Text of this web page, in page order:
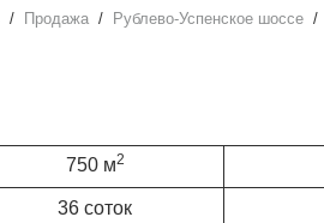
Продажа Рублево-Успенское шоссе
750 м2
36 соток